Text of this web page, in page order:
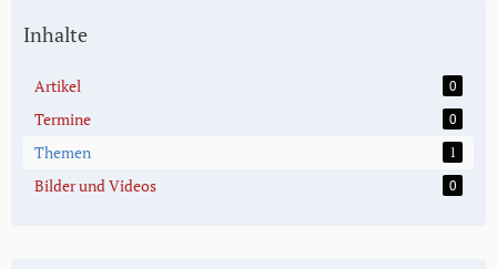
Inhalte
Artikel 0
Termine 0
Themen 1
Bilder und Videos 0